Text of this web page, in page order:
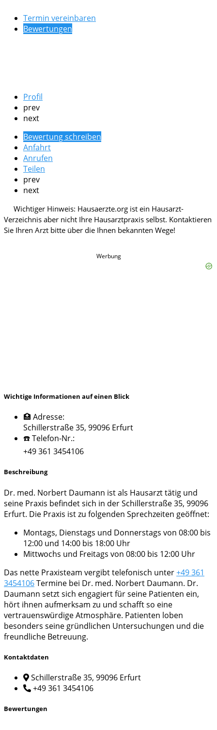
Termin vereinbaren
Bewertungen
Profil
prev
next
Bewertung schreiben
Anfahrt
Anrufen
Teilen
prev
next
Werbung
Wichtige Informationen auf einen Blick
🏥 Adresse:
Schillerstraße 35, 99096 Erfurt
☎️ Telefon-Nr.:
+49 361 3454106
Beschreibung
Dr. med. Norbert Daumann ist als Hausarzt tätig und
seine Praxis befindet sich in der Schillerstraße 35, 99096
Erfurt. Die Praxis ist zu folgenden Sprechzeiten geöffnet:
Montags, Dienstags und Donnerstags von 08:00 bis
12:00 und 14:00 bis 18:00 Uhr
Mittwochs und Freitags von 08:00 bis 12:00 Uhr
Das nette Praxisteam vergibt telefonisch unter+49 361
3454106Termine bei Dr. med. Norbert Daumann. Dr.
Daumann setzt sich engagiert für seine Patienten ein,
hört ihnen aufmerksam zu und schafft so eine
vertrauenswürdige Atmosphäre. Patienten loben
besonders seine gründlichen Untersuchungen und die
freundliche Betreuung.
Kontaktdaten
Schillerstraße 35, 99096 Erfurt
+49 361 3454106
Bewertungen